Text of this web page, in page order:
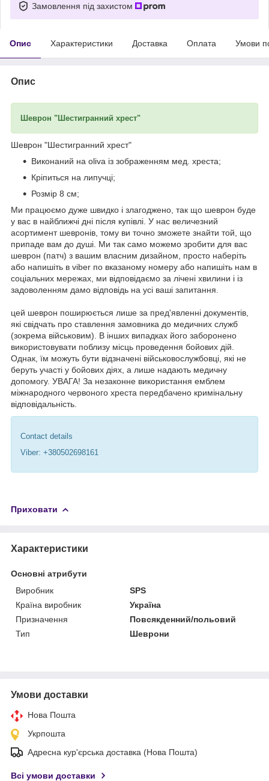
Замовлення під захистом
Опис Характеристики Доставка Оплата Умови
Опис
Шеврон "Шестигранний хрест"
Шеврон "Шестигранний хрест"
Виконаний на oliva із зображенням мед. хреста;
Кріпиться на липучці;
Розмір 8 см;
Ми працюємо дуже швидко і злагоджено, так що шеврон буде
у вас в найближчі дні після купівлі. У нас величезний
асортимент шевронів, тому ви точно зможете знайти той, що
припаде вам до душі. Ми так само можемо зробити для вас
шеврон (патч) з вашим власним дизайном, просто наберіть
або напишіть в viber по вказаному номеру або напишіть нам в
соціальних мережах, ми відповідаємо за лічені хвилини і із
задоволенням дамо відповідь на усі ваші запитання.
цей шеврон поширюється лише за пред'явленні документів,
які свідчать про ставлення замовника до медичних служб
(зокрема військовим). В інших випадках його заборонено
використовувати поблизу місць проведення бойових дій.
Однак, їм можуть бути відзначені військовослужбовці, які не
беруть участі у бойових діях, а лише надають медичну
допомогу. УВАГА! За незаконне використання емблем
міжнародного червоного хреста передбачено кримінальну
відповідальність.
Contact details
Viber: +380502698161
Приховати
Характеристики
Основні атрибути
Виробник
SPS
Країна виробник
Україна
Призначення
Повсякденний/польовий
Тип
Шеврони
Умови доставки
Нова Пошта
Укрпошта
Адресна кур'єрська доставка (Нова Пошта)
Всі умови доставки